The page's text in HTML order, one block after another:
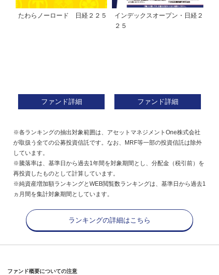
たわらノーロード 日経２２５
ファンド詳細
インデックスオープン・日経２
２５
ファンド詳細
※各ランキングの抽出対象範囲は、アセットマネジメントOne株式会社
が取扱う全ての公募投資信託です。なお、MRF等一部の投資信託は除外
しています。
※騰落率は、基準日から過去1年間を対象期間とし、分配金（税引前）を
再投資したものとして計算しています。
※純資産増加額ランキングとWEB閲覧数ランキングは、基準日から過去1
ヵ月間を集計対象期間としています。
ランキングの詳細はこちら
ファンド概要についての注意